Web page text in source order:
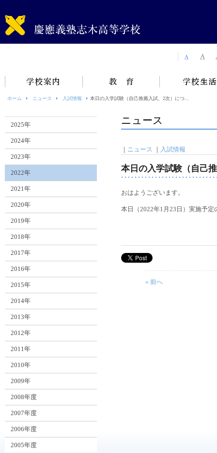
ホーム ニュース 入試情報 本日の入学試験（自己推薦入試、2次）につ...
ニュース
｜ ニュース ｜ 入試情報
本日の入学試験（自己
おはようございます。
本日（2022年1月23日）実施予
« 前へ
2025年
2024年
2023年
2022年
2021年
2020年
2019年
2018年
2017年
2016年
2015年
2014年
2013年
2012年
2011年
2010年
2009年
2008年度
2007年度
2006年度
2005年度